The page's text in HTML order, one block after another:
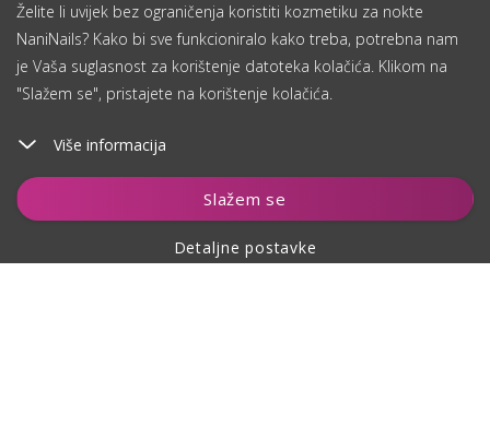
Želite li uvijek bez ograničenja koristiti kozmetiku za nokte
NaniNails? Kako bi sve funkcioniralo kako treba, potrebna nam
je Vaša suglasnost za korištenje datoteka kolačića. Klikom na
"Slažem se", pristajete na korištenje kolačića.
Više informacija
Slažem se
Detaljne postavke
Dodaj u košaricu